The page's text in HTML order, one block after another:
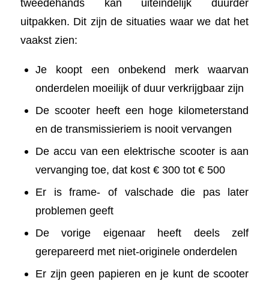
uitpakken. Dit zijn de situaties waar we dat het
vaakst zien:
Je koopt een onbekend merk waarvan
onderdelen moeilijk of duur verkrijgbaar zijn
De scooter heeft een hoge kilometerstand
en de transmissieriem is nooit vervangen
De accu van een elektrische scooter is aan
vervanging toe, dat kost € 300 tot € 500
Er is frame- of valschade die pas later
problemen geeft
De vorige eigenaar heeft deels zelf
gerepareerd met niet-originele onderdelen
Er zijn geen papieren en je kunt de scooter